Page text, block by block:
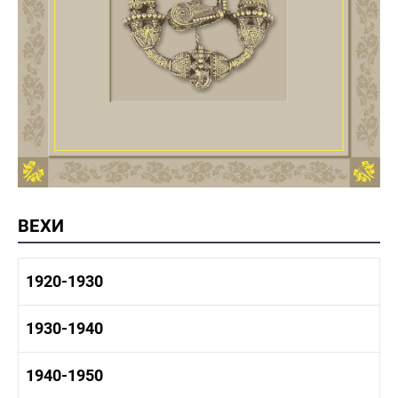
ВЕХИ
1920-1930
1920-1930 история
1920-1930 культура
1930-1940
1930-1940 история
1940-1950